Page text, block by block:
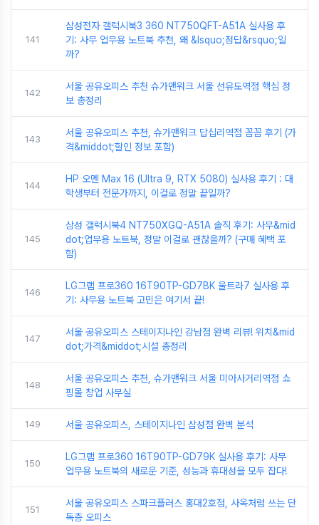
141
삼성전자 갤럭시북3 360 NT750QFT-A51A 실사용 후
기: 사무 업무용 노트북 추천, 왜 &lsquo;정답&rsquo;일
까?
142
서울 공유오피스 추천 슈가맨워크 서울 선유도역점 핵심 정
보 총정리
143
서울 공유오피스 추천, 슈가맨워크 답십리역점 꼼꼼 후기 (가
격&middot;할인 정보 포함)
144
HP 오멘 Max 16 (Ultra 9, RTX 5080) 실사용 후기 : 대
학생부터 전문가까지, 이걸로 정말 끝일까?
145
삼성 갤럭시북4 NT750XGQ-A51A 솔직 후기: 사무&mid
dot;업무용 노트북, 정말 이걸로 괜찮을까? (구매 혜택 포
함)
146
LG그램 프로360 16T90TP-GD7BK 울트라7 실사용 후
기: 사무용 노트북 고민은 여기서 끝!
147
서울 공유오피스 스테이지나인 강남점 완벽 리뷰! 위치&mid
dot;가격&middot;시설 총정리
148
서울 공유오피스 추천, 슈가맨워크 서울 미아사거리역점 쇼
핑몰 창업 사무실
149 서울 공유오피스, 스테이지나인 삼성점 완벽 분석
150
LG그램 프로360 16T90TP-GD79K 실사용 후기: 사무
업무용 노트북의 새로운 기준, 성능과 휴대성을 모두 잡다!
151
서울 공유오피스 스파크플러스 홍대2호점, 사옥처럼 쓰는 단
독층 오피스